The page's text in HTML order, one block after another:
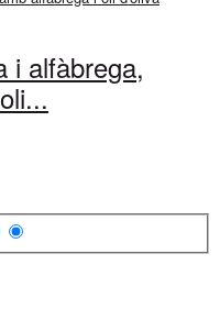
i alfàbrega,